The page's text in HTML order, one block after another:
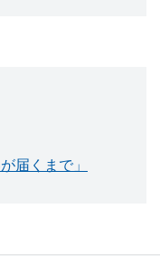
届くまで」